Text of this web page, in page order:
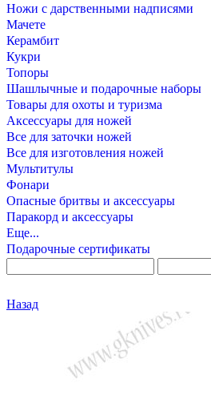
Ножи с дарственными надписями
Мачете
Керамбит
Кукри
Топоры
Шашлычные и подарочные наборы
Товары для охоты и туризма
Аксессуары для ножей
Все для заточки ножей
Все для изготовления ножей
Мультитулы
Фонари
Опасные бритвы и аксессуары
Паракорд и аксессуары
Еще...
Подарочные сертификаты
Назад